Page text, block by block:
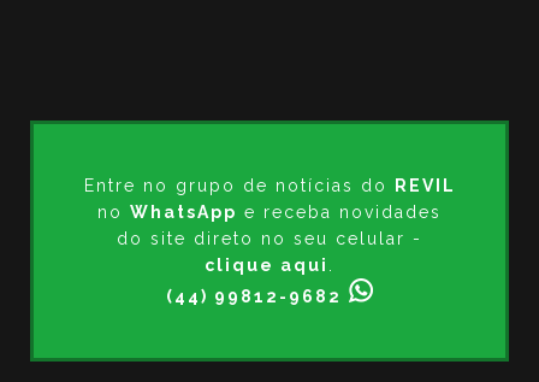
Entre no grupo de notícias do
REVIL
no WhatsApp e receba novidades
do site direto no seu celular -
clique aqui .
(44) 99812-9682